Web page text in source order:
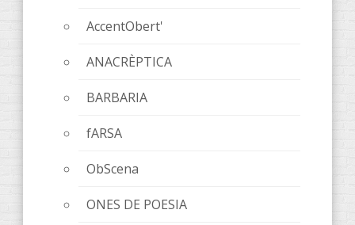
AccentObert'
ANACRÈPTICA
BARBARIA
fARSA
ObScena
ONES DE POESIA